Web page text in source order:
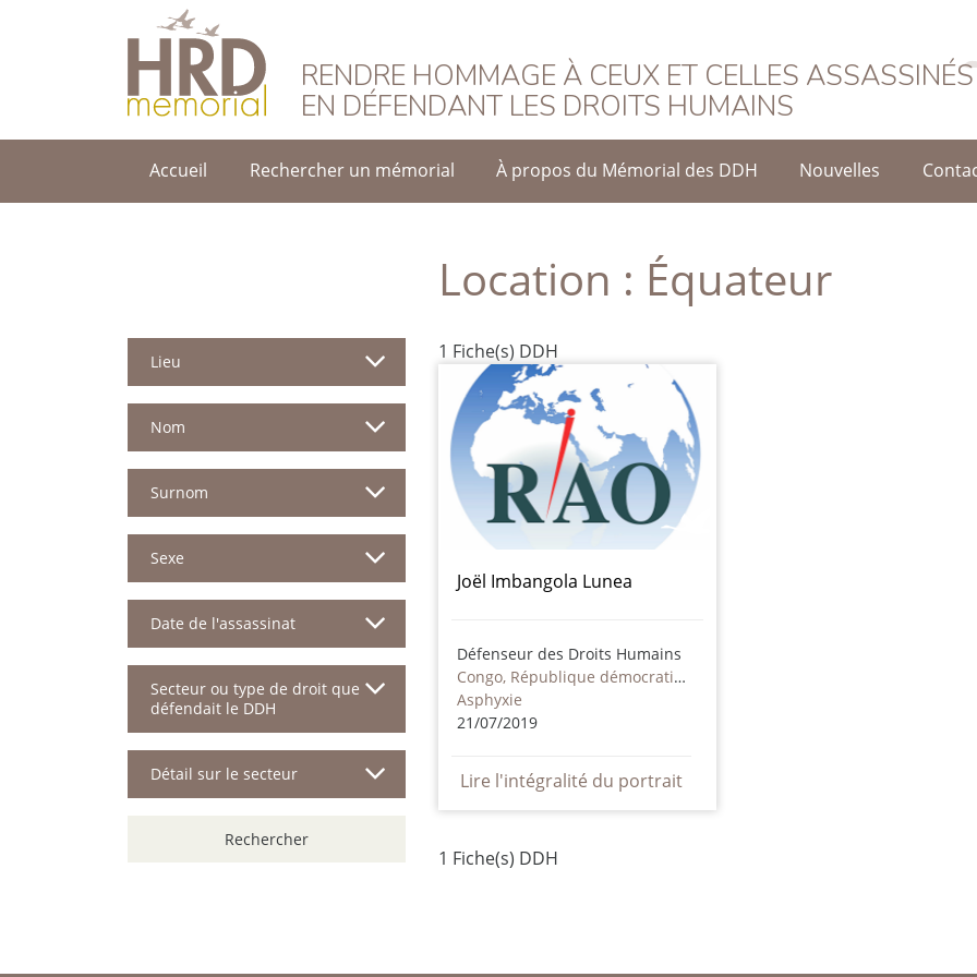
HRD Memorial – Français
RENDRE HOMMAGE À CEUX ET CELLES ASSASSINÉS
EN DÉFENDANT LES DROITS HUMAINS
Accueil Rechercher un mémorial À propos du Mémorial des DDH Nouvelles
Location : Équateur
Lieu
Nom
Surnom
Sexe
Date de l'assassinat
Secteur ou type de droit que
défendait le DDH
Détail sur le secteur
Rechercher
1 Fiche(s) DDH
Joël Imbangola Lunea
Défenseur des Droits Humains
Congo, République démocratique
Asphyxie
21/07/2019
Lire l'intégralité du portrait
1 Fiche(s) DDH